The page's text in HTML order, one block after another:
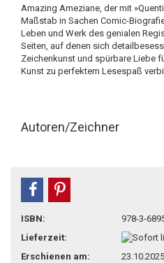
Amazing Ameziane, der mit
Maßstab in Sachen Comic-
Leben und Werk des genialen
Seiten, auf denen sich
Zeichenkunst und spürbare Liebe
Kunst zu perfektem Lesespaß
Autoren/Zeichner
teilen
ISBN:
978-3-
Lieferzeit:
Erschienen am:
23.10.2025